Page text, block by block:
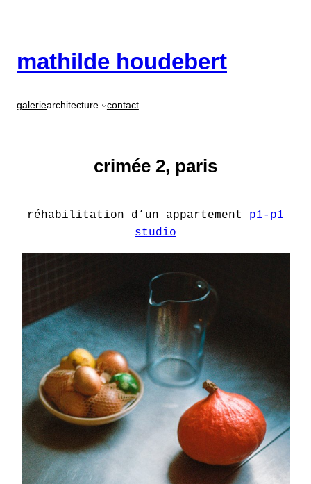
mathilde houdebert
galeriearchitecture contact
crimée 2, paris
réhabilitation d’un appartement p1-p1
studio